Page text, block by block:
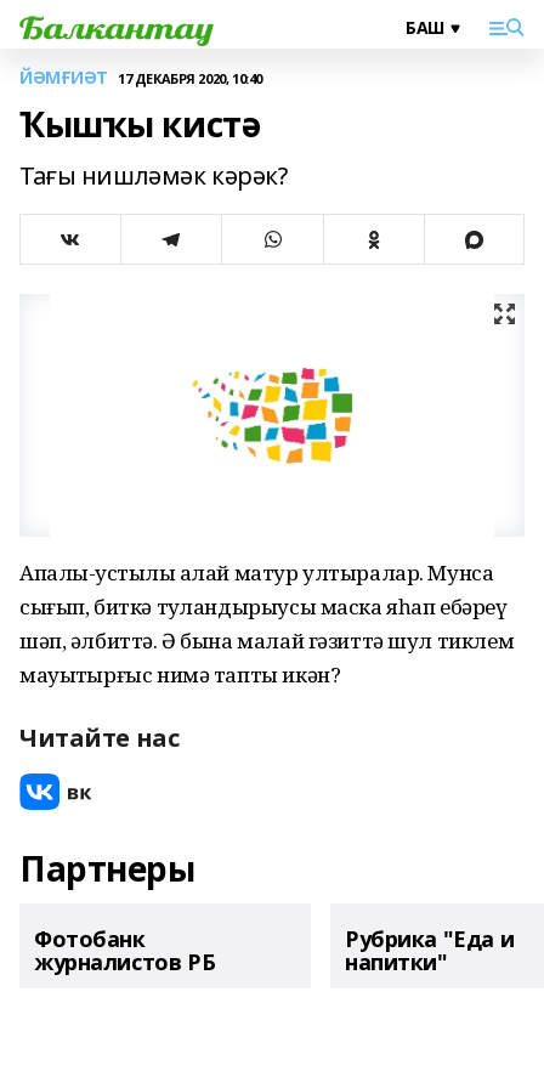
ЙӘМҒИӘТ 17 ДЕКАБРЯ 2020, 10:40
Ҡышҡы кистә
Тағы нишләмәк кәрәк?
Апалы-ҡустылы ҡалай матур ултыралар. Мунса
сығып, биткә туҡландырыусы маска яһап ебәреү
шәп, әлбиттә. Ә бына малай гәзиттә шул тиклем
мауыҡтырғыс нимә тапты икән?
Читайте нас
Партнеры
Фотобанк
журналистов РБ
Рубрика "Еда и
напитки"